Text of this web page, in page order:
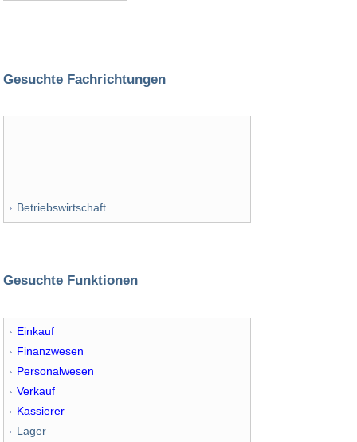
Gesuchte Fachrichtungen
Betriebswirtschaft
Gesuchte Funktionen
Einkauf
Finanzwesen
Personalwesen
Verkauf
Kassierer
Lager